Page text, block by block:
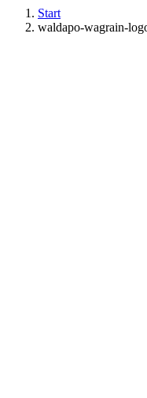
Start
waldapo-wagrain-